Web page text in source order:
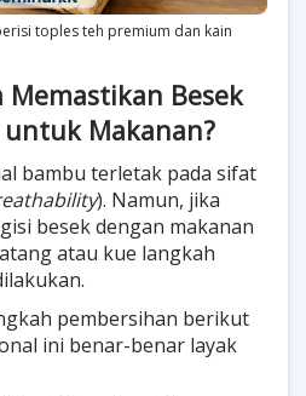
toples teh premium dan kain
Memastikan Besek
Makanan?
bambu terletak pada sifat
). Namun, jika
besek dengan makanan
atau kue langkah
pembersihan berikut
ini benar-benar layak